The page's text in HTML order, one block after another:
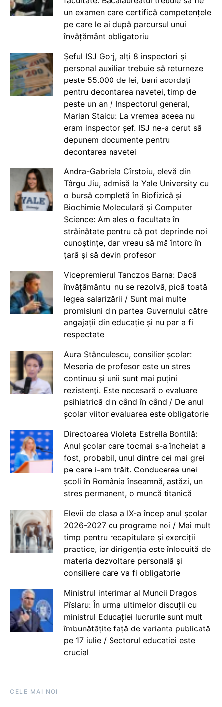
un examen care certifică competențele
pe care le ai după parcursul unui
învățământ obligatoriu
Șeful ISJ Gorj, alți 8 inspectori și
personal auxiliar trebuie să returneze
peste 55.000 de lei, bani acordați
pentru decontarea navetei, timp de
peste un an / Inspectorul general,
Marian Staicu: La vremea aceea nu
eram inspector șef. ISJ ne-a cerut să
depunem documente pentru
decontarea navetei
Andra-Gabriela Cîrstoiu, elevă din
Târgu Jiu, admisă la Yale University cu
o bursă completă în Biofizică și
Biochimie Moleculară și Computer
Science: Am ales o facultate în
străinătate pentru că pot deprinde noi
cunoștințe, dar vreau să mă întorc în
țară și să devin profesor
Vicepremierul Tanczos Barna: Dacă
învățământul nu se rezolvă, pică toată
legea salarizării / Sunt mai multe
promisiuni din partea Guvernului către
angajații din educație și nu par a fi
respectate
Aura Stănculescu, consilier școlar:
Meseria de profesor este un stres
continuu și unii sunt mai puțini
rezistenți. Este necesară o evaluare
psihiatrică din când în când / De anul
școlar viitor evaluarea este obligatorie
Directoarea Violeta Estrella Bontilă:
Anul școlar care tocmai s-a încheiat a
fost, probabil, unul dintre cei mai grei
pe care i-am trăit. Conducerea unei
școli în România înseamnă, astăzi, un
stres permanent, o muncă titanică
Elevii de clasa a IX-a încep anul școlar
2026-2027 cu programe noi / Mai mult
timp pentru recapitulare și exerciții
practice, iar dirigenția este înlocuită de
materia dezvoltare personală și
consiliere care va fi obligatorie
Ministrul interimar al Muncii Dragos
Pîslaru: În urma ultimelor discuții cu
ministrul Educației lucrurile sunt mult
îmbunătățite față de varianta publicată
pe 17 iulie / Sectorul educației este
crucial
CELE MAI NOI